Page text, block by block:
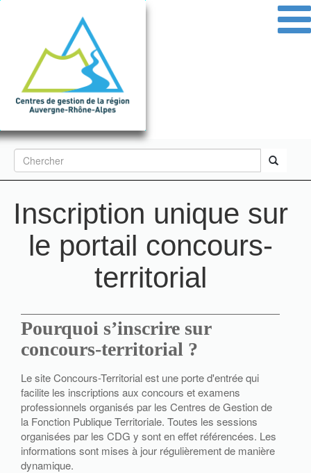
Formulaire
de
recherche
Rechercher
Inscription unique sur
le portail concours-
territorial
Pourquoi s’inscrire sur
concours-territorial ?
Le site Concours-Territorial est une porte d'entrée qui
facilite les inscriptions aux concours et examens
professionnels organisés par les Centres de Gestion de
la Fonction Publique Territoriale. Toutes les sessions
organisées par les CDG y sont en effet référencées. Les
informations sont mises à jour régulièrement de manière
dynamique.